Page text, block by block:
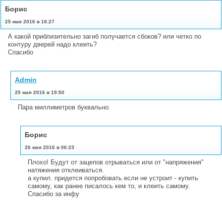
Борис
25 мая 2016 в 16:27
А какой приблизительно загиб получается сбоков? или четко по
контуру дверей надо клеить?
Спасибо
Admin
25 мая 2016 в 19:50
Пара миллиметров буквально.
Борис
26 мая 2016 в 06:23
Плохо! Будут от зацепов отрываться или от "напряжения"
натяжения отклеиваться.
а купил. придется попробовать если не устроит - купить
самому, как ранее писалось кем то, и клеить самому.
Спасибо за инфу